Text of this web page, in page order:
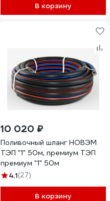
В корзину
10 020 ₽
Поливочный шланг НОВЭМ
ТЭП "1" 50м, премиум ТЭП
премиум "1" 50м
4.1(27)
В корзину